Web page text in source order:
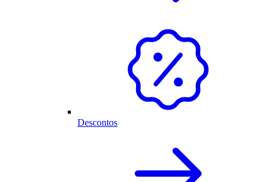
Descontos